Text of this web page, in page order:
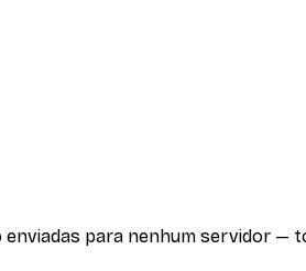
para nenhum servidor —